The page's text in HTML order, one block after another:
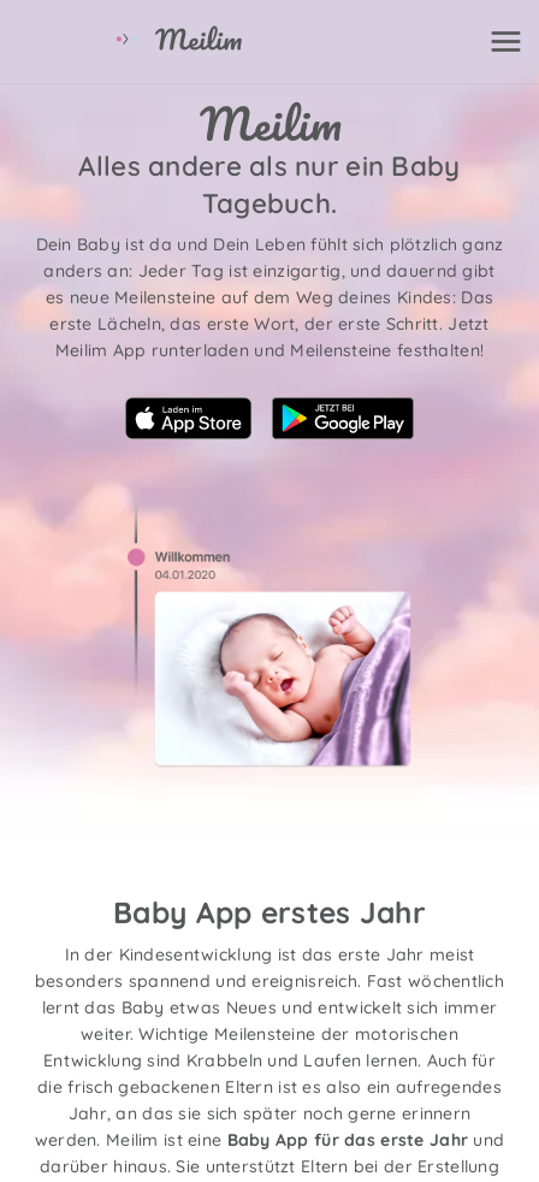
Alles andere als nur ein Baby
Tagebuch.
Dein Baby ist da und Dein Leben fühlt sich plötzlich ganz
anders an: Jeder Tag ist einzigartig, und dauernd gibt
es neue Meilensteine auf dem Weg deines Kindes: Das
erste Lächeln, das erste Wort, der erste Schritt. Jetzt
Meilim App runterladen und Meilensteine festhalten!
Baby App erstes Jahr
In der Kindesentwicklung ist das erste Jahr meist
besonders spannend und ereignisreich. Fast wöchentlich
lernt das Baby etwas Neues und entwickelt sich immer
weiter. Wichtige Meilensteine der motorischen
Entwicklung sind Krabbeln und Laufen lernen. Auch für
die frisch gebackenen Eltern ist es also ein aufregendes
Jahr, an das sie sich später noch gerne erinnern
werden. Meilim ist eine Baby App für das erste Jahr und
darüber hinaus. Sie unterstützt Eltern bei der Erstellung